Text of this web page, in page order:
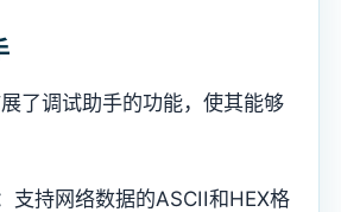
了调试助手的功能，使其能够
支持网络数据的ASCII和HEX格